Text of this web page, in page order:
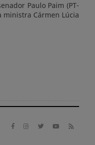
Paulo Paim (PT-
ministra Cármen Lúcia